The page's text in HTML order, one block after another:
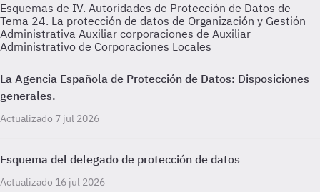
Esquemas de IV. Autoridades de Protección de Datos de
Tema 24. La protección de datos de Organización y Gestión
Administrativa Auxiliar corporaciones de Auxiliar
Administrativo de Corporaciones Locales
La Agencia Española de Protección de Datos: Disposiciones
generales.
Actualizado 7 jul 2026
Esquema del delegado de protección de datos
Actualizado 16 jul 2026